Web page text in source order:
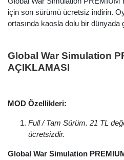
için son sürümü ücretsiz indirin.
ortasında kaosla dolu bir dünyada
Global War Simulation
AÇIKLAMASI
MOD Özellikleri:
Full / Tam Sürüm. 21 TL
ücretsizdir.
Global War Simulation